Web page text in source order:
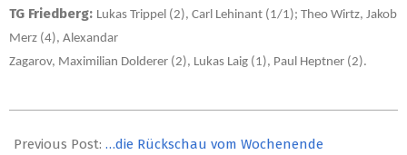
TG Friedberg: Lukas Trippel (2), Carl Lehinant (1/1); Theo Wirtz, Jakob
Merz (4), Alexandar
Zagarov, Maximilian Dolderer (2), Lukas Laig (1), Paul Heptner (2).
10-
Previous Post: …die Rückschau vom Wochenende